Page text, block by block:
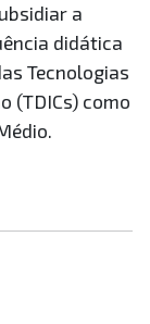
a
didática
Tecnologias
(TDICs) como